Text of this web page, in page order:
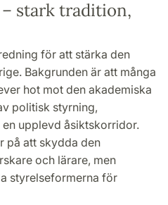
stark tradition,
för att stärka den
Bakgrunden är att många
hot mot den akademiska
politisk styrning,
upplevd åsiktskorridor.
på att skydda den
och lärare, men
styrelseformerna för